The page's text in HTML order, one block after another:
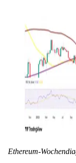
Ethereum-